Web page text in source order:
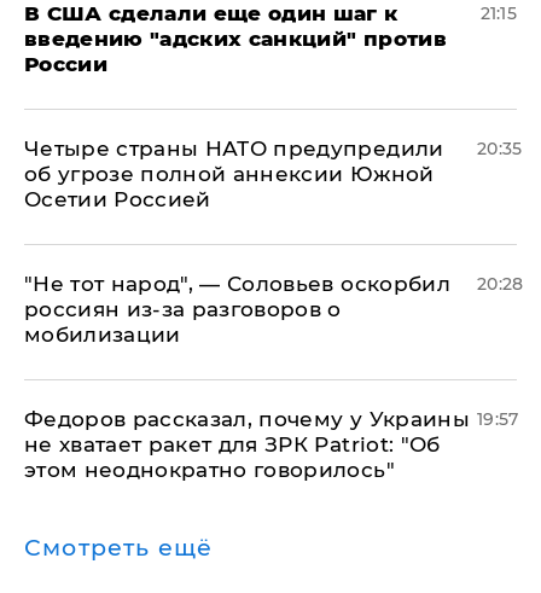
В США сделали еще один шаг к
введению "адских санкций" против
России
21:15
Четыре страны НАТО предупредили
об угрозе полной аннексии Южной
Осетии Россией
20:35
​"Не тот народ", — Соловьев оскорбил
россиян из-за разговоров о
мобилизации
20:28
Федоров рассказал, почему у Украины
не хватает ракет для ЗРК Patriot: "Об
этом неоднократно говорилось"
19:57
Смотреть ещё